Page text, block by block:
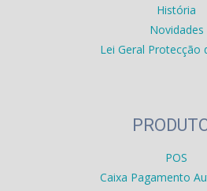
História
Novidades
Lei Geral Protecção
POS
Caixa Pagamento